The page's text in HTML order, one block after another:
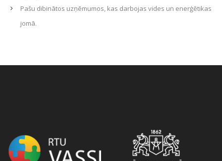
Pašu dibinātos uzņēmumos, kas darbojas vides un enerģētikas
jomā.